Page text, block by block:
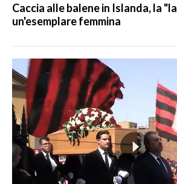
Caccia alle balene in Islanda, la
un'esemplare femmina